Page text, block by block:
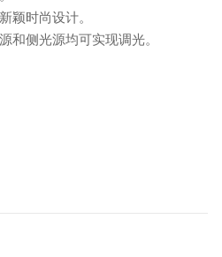
颖时尚设计。
和侧光源均可实现调光。